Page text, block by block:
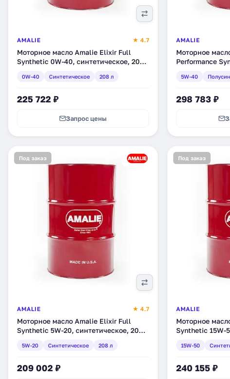
AMALIE ★ 4.7
Моторное масло Amalie Elixir Full
Synthetic 0W-40, синтетическое, 208
0W-40 Синтетическое 208 л
225 722 ₽
Запрос цены
AMALIE
Моторное
Performance
05)
5W-40
298 783 ₽
Под заказ
AMALIE ★ 4.7
Моторное масло Amalie Elixir Full
Synthetic 5W-20, синтетическое, 208 л
5W-20 Синтетическое 208 л
209 002 ₽
Под заказ
AMALIE
Моторное
Synthetic 15W-
15W-50
240 155 ₽